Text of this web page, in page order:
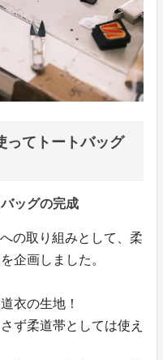
ってトートバッグ
ッグの完成
の取り組みとして、柔
企画しました。
衣の生地！
ず柔道帯としては使え